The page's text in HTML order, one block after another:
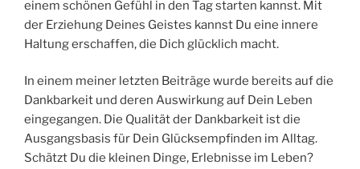
einem schönen Gefühl in den Tag starten kannst. Mit
der Erziehung Deines Geistes kannst Du eine innere
Haltung erschaffen, die Dich glücklich macht.
In einem meiner letzten Beiträge wurde bereits auf die
Dankbarkeit und deren Auswirkung auf Dein Leben
eingegangen. Die Qualität der Dankbarkeit ist die
Ausgangsbasis für Dein Glücksempfinden im Alltag.
Schätzt Du die kleinen Dinge, Erlebnisse im Leben?